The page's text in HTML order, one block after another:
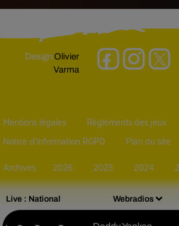
Live : National Webradios
DesignOlivier
Varma
Mentions légales Règlements des jeux
Notice d’information RGPD Plan du site
Archives 2026 2025 2024